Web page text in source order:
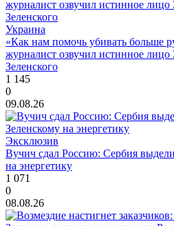
Украина
«Как нам помочь убивать больше
журналист озвучил истинное лицо
Зеленского
1 145
0
09.08.26
Эксклюзив
Вучич сдал Россию: Сербия
на энергетику
1 071
0
08.08.26